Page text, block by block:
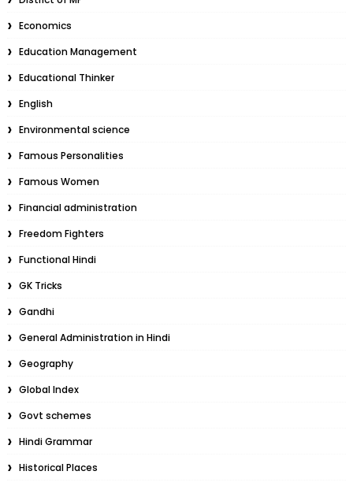
Economics
Education Management
Educational Thinker
English
Environmental science
Famous Personalities
Famous Women
Financial administration
Freedom Fighters
Functional Hindi
GK Tricks
Gandhi
General Administration in Hindi
Geography
Global Index
Govt schemes
Hindi Grammar
Historical Places